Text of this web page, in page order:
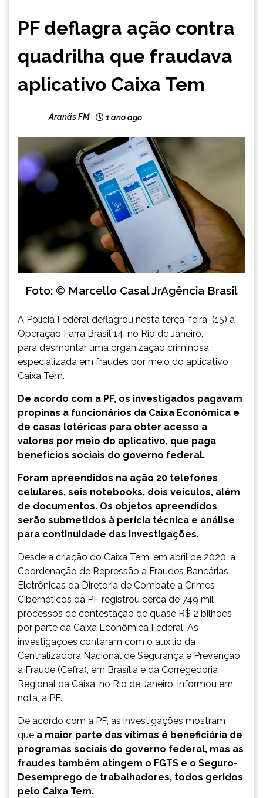
NOTÍCIAS
PF deflagra ação contra
quadrilha que fraudava
aplicativo Caixa Tem
Aranãs FM 1 ano ago
Foto: © Marcello Casal JrAgência Brasil
A Polícia Federal deflagrou nesta terça-feira (15) a
Operação Farra Brasil 14, no Rio de Janeiro,
para desmontar uma organização criminosa
especializada em fraudes por meio do aplicativo
Caixa Tem.
De acordo com a PF, os investigados pagavam
propinas a funcionários da Caixa Econômica e
de casas lotéricas para obter acesso a
valores por meio do aplicativo, que paga
benefícios sociais do governo federal.
Foram apreendidos na ação 20 telefones
celulares, seis notebooks, dois veículos, além
de documentos. Os objetos apreendidos
serão submetidos à perícia técnica e análise
para continuidade das investigações.
Desde a criação do Caixa Tem, em abril de 2020, a
Coordenação de Repressão a Fraudes Bancárias
Eletrônicas da Diretoria de Combate a Crimes
Cibernéticos da PF registrou cerca de 749 mil
processos de contestação de quase R$ 2 bilhões
por parte da Caixa Econômica Federal. As
investigações contaram com o auxílio da
Centralizadora Nacional de Segurança e Prevenção
a Fraude (Cefra), em Brasília e da Corregedoria
Regional da Caixa, no Rio de Janeiro, informou em
nota, a PF.
De acordo com a PF, as investigações mostram
que a maior parte das vítimas é beneficiária de
programas sociais do governo federal, mas as
fraudes também atingem o FGTS e o Seguro-
Desemprego de trabalhadores, todos geridos
pelo Caixa Tem.